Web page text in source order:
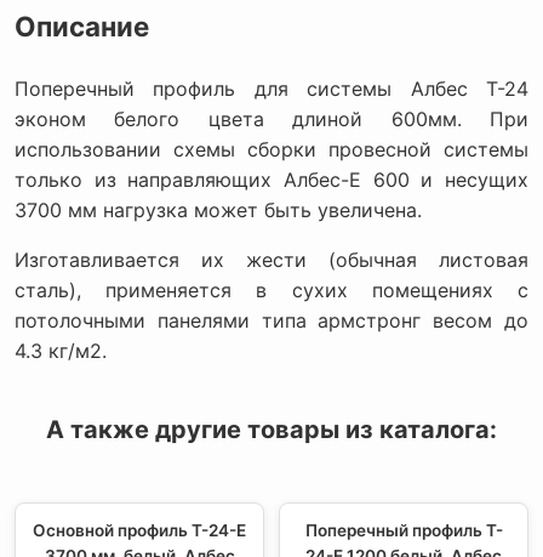
Описание
Поперечный профиль для системы Албес Т-24
эконом белого цвета длиной 600мм. При
использовании схемы сборки провесной системы
только из направляющих Албес-Е 600 и несущих
3700 мм нагрузка может быть увеличена.
Изготавливается их жести (обычная листовая
сталь), применяется в сухих помещениях с
потолочными панелями типа армстронг весом до
4.3 кг/м2.
А также другие товары из каталога:
Основной профиль T-24-Е
Поперечный профиль T-